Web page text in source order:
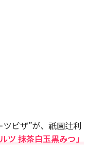
ピザ”が、祇園辻利
ツ 抹茶白玉黒みつ」